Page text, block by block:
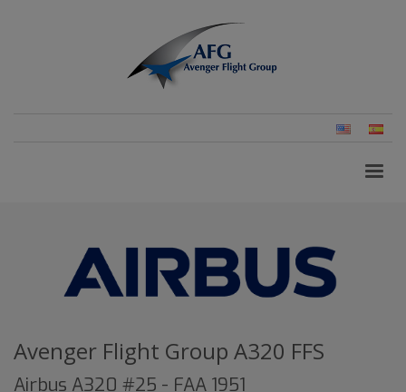
Inglés
Avenger Flight Group A320 FFS
Airbus A320 #25 - FAA 1951